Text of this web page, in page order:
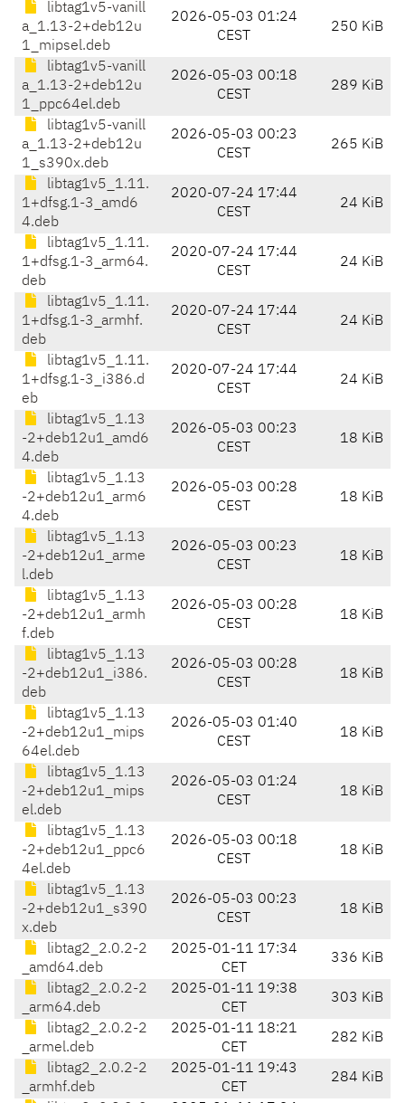
libtag1v5-vanill
a_1.13-2+deb12u
1_mipsel.deb
2026-05-03 01:24
CEST
250 KiB
libtag1v5-vanill
a_1.13-2+deb12u
1_ppc64el.deb
2026-05-03 00:18
CEST
289 KiB
libtag1v5-vanill
a_1.13-2+deb12u
1_s390x.deb
2026-05-03 00:23
CEST
265 KiB
libtag1v5_1.11.
1+dfsg.1-3_amd6
4.deb
2020-07-24 17:44
CEST
24 KiB
libtag1v5_1.11.
1+dfsg.1-3_arm64.
deb
2020-07-24 17:44
CEST
24 KiB
libtag1v5_1.11.
1+dfsg.1-3_armhf.
deb
2020-07-24 17:44
CEST
24 KiB
libtag1v5_1.11.
1+dfsg.1-3_i386.d
eb
2020-07-24 17:44
CEST
24 KiB
libtag1v5_1.13
-2+deb12u1_amd6
4.deb
2026-05-03 00:23
CEST
18 KiB
libtag1v5_1.13
-2+deb12u1_arm6
4.deb
2026-05-03 00:28
CEST
18 KiB
libtag1v5_1.13
-2+deb12u1_arme
l.deb
2026-05-03 00:23
CEST
18 KiB
libtag1v5_1.13
-2+deb12u1_armh
f.deb
2026-05-03 00:28
CEST
18 KiB
libtag1v5_1.13
-2+deb12u1_i386.
deb
2026-05-03 00:28
CEST
18 KiB
libtag1v5_1.13
-2+deb12u1_mips
64el.deb
2026-05-03 01:40
CEST
18 KiB
libtag1v5_1.13
-2+deb12u1_mips
el.deb
2026-05-03 01:24
CEST
18 KiB
libtag1v5_1.13
-2+deb12u1_ppc6
4el.deb
2026-05-03 00:18
CEST
18 KiB
libtag1v5_1.13
-2+deb12u1_s390
x.deb
2026-05-03 00:23
CEST
18 KiB
libtag2_2.0.2-2
_amd64.deb
2025-01-11 17:34
CET
336 KiB
libtag2_2.0.2-2
_arm64.deb
2025-01-11 19:38
CET
303 KiB
libtag2_2.0.2-2
_armel.deb
2025-01-11 18:21
CET
282 KiB
libtag2_2.0.2-2
_armhf.deb
2025-01-11 19:43
CET
284 KiB